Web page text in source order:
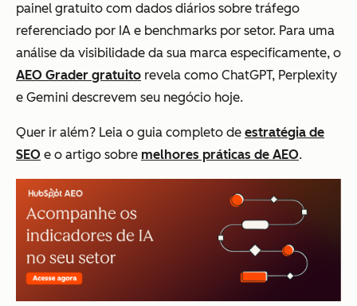
painel gratuito com dados diários sobre tráfego
referenciado por IA e benchmarks por setor. Para uma
análise da visibilidade da sua marca especificamente, o
AEO Grader gratuito revela como ChatGPT, Perplexity
e Gemini descrevem seu negócio hoje.
Quer ir além? Leia o guia completo de estratégia de
SEO e o artigo sobre melhores práticas de AEO.